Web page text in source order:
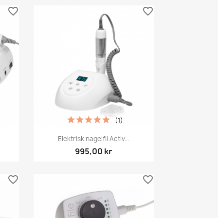
favorite_border
Snabbvy
Elektrisk nagelfil Activ...
995,00 kr
(1)
favorite_border
favorite_border favorite_border